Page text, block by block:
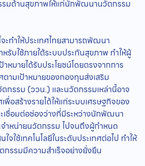
มด้านสุขภาพให้แก่นักพัฒนานวัตกรรม
ะทำให้ประเทศไทยสามารถพัฒนา
รับใช้ภายใต้ระบบประกันสุขภาพ ทำให้ผู้
หมายได้รับประโยชน์โดยตรงจากการ
ามเป้าหมายของกองทุนส่งเสริม
กรรม (ววน.) และนวัตกรรมเหล่านี้อาจ
พื่อสร้างรายได้ให้แก่ระบบเศรษฐกิจของ
เชื่อมต่อช่องว่างที่มีระหว่างนักพัฒนา
ำหน่ายนวัตกรรม ไปจนถึงผู้กำหนด
จใช้เทคโนโลยีในระดับประเทศต่อไป ทำให้
รรมมีความสำเร็จอย่างยั่งยืน